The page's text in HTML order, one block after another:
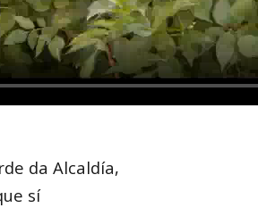
da Alcaldía,
sí